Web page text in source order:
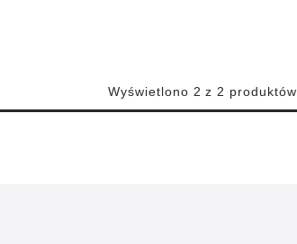
Wyświetlono 2 z 2 produktów